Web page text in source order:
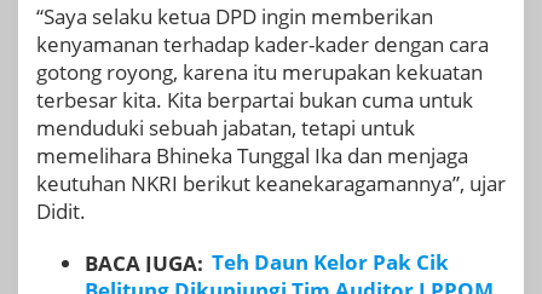
“Saya selaku ketua DPD ingin memberikan
kenyamanan terhadap kader-kader dengan cara
gotong royong, karena itu merupakan kekuatan
terbesar kita. Kita berpartai bukan cuma untuk
menduduki sebuah jabatan, tetapi untuk
memelihara Bhineka Tunggal Ika dan menjaga
keutuhan NKRI berikut keanekaragamannya”, ujar
Didit.
BACA JUGA: Teh Daun Kelor Pak Cik